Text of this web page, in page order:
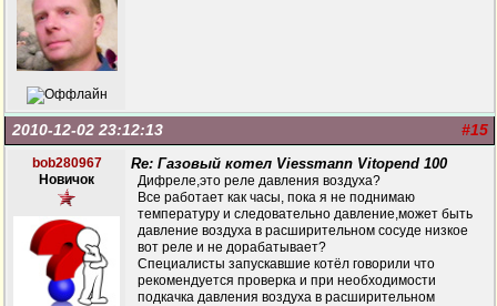
#15
2010-12-02 23:12:13
bob280967
Новичок
Re: Газовый котел Viessmann Vitopend 100
Дифреле,это реле давления воздуха?
Все работает как часы, пока я не поднимаю
температуру и следовательно давление,может быть
давление воздуха в расширительном сосуде низкое
вот реле и не дорабатывает?
Специалисты запускавшие котёл говорили что
рекомендуется проверка и при необходимости
подкачка давления воздуха в расширительном